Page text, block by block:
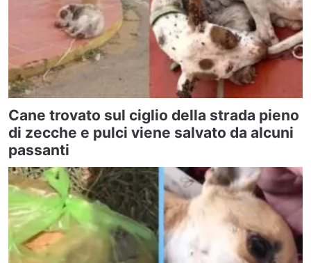
Cane trovato sul ciglio della strada pieno
di zecche e pulci viene salvato da alcuni
passanti